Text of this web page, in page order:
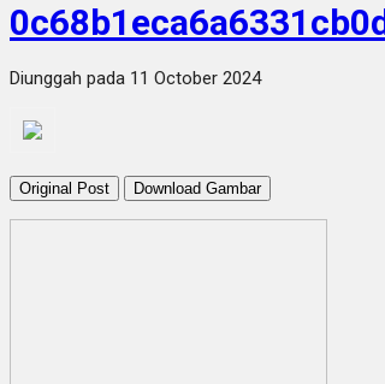
Diunggah pada 11 October 2024
Original Post Download Gambar